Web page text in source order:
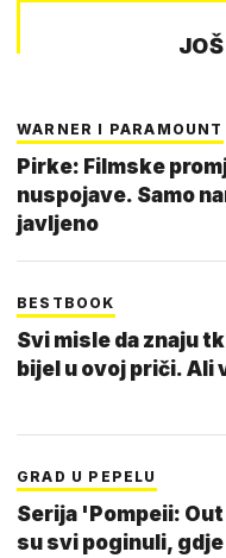
WARNER I PARAMOUNT
Pirke: Filmske
nuspojave. Samo
javljeno
BESTBOOK
Svi misle da znaju
bijel u ovoj priči. Ali
GRAD U PEPELU
Serija 'Pompeii:
su svi poginuli,